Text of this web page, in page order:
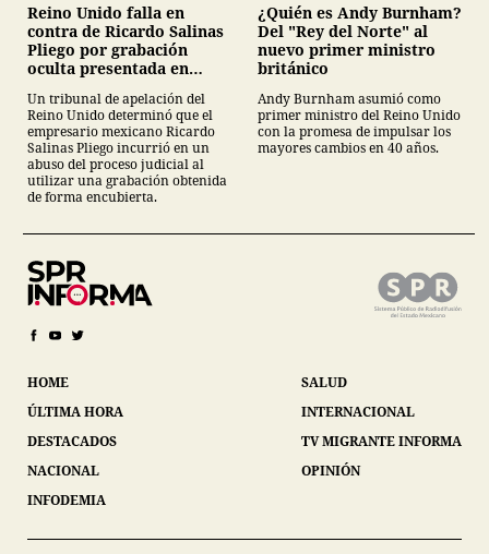
Reino Unido falla en
contra de Ricardo Salinas
Pliego por grabación
oculta presentada en
Un tribunal de apelación del
Reino Unido determinó que el
empresario mexicano Ricardo
Salinas Pliego incurrió en un
abuso del proceso judicial al
utilizar una grabación obtenida
de forma encubierta.
¿Quién es Andy Burnham?
Del "Rey del Norte" al
nuevo primer ministro
británico
Andy Burnham asumió como
primer ministro del Reino Unido
con la promesa de impulsar los
mayores cambios en 40 años.
HOME
ÚLTIMA HORA
DESTACADOS
NACIONAL
INFODEMIA
SALUD
INTERNACIONAL
TV MIGRANTE INFORMA
OPINIÓN